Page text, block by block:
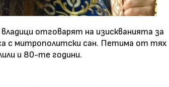
отговарят на изискванията за
с митрополитски сан. Петима от тях
и 80-те години.